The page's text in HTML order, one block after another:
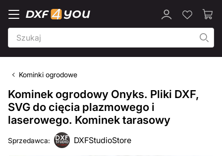
Kominki ogrodowe
Kominek ogrodowy Onyks. Pliki DXF,
SVG do cięcia plazmowego i
laserowego. Kominek tarasowy
Sprzedawca: DXFStudioStore